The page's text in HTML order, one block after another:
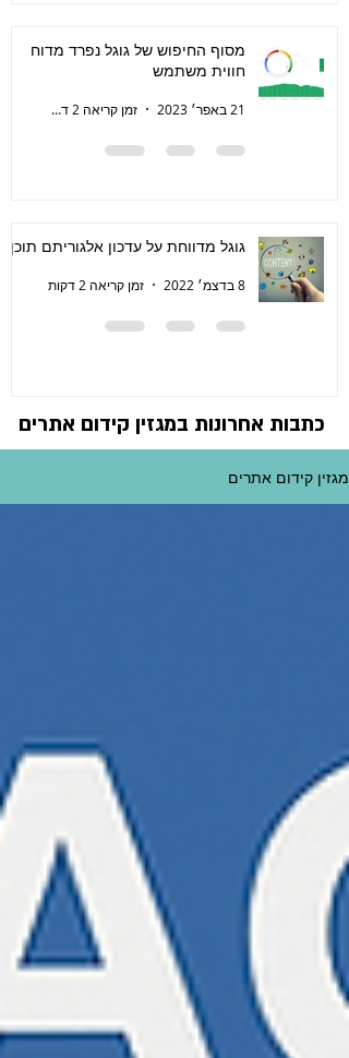
מסוף החיפוש של גוגל נפרד מדוח
חווית משתמש
21 באפר׳ 2023 זמן קריאה 2 דקות
גוגל מדווחת על עדכון אלגוריתם תוכן
8 בדצמ׳ 2022 זמן קריאה 2 דקות
כתבות אחרונות במגזין קידום אתרים
מגזין קידום אתרים